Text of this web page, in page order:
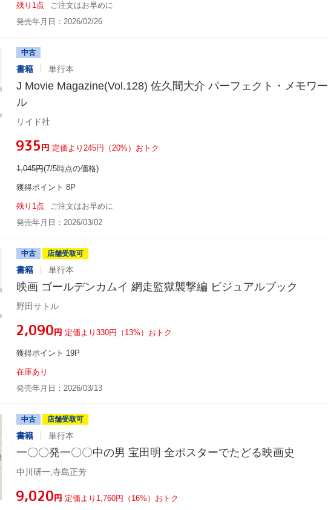
残り1点
ご注文はお早めに
発売年月日：2026/02/26
中古
書籍 単行本
J Movie Magazine(Vol.128) 佐久間大介 パーフェクト・メモワー
ル
リイド社
¥935円 定価より245円（20%）おトク
1,045円(7/5時点の価格)
獲得ポイント 8P
残り1点
ご注文はお早めに
発売年月日：2026/03/02
中古 店舗受取可
書籍 単行本
映画 ゴールデンカムイ 網走監獄襲撃編 ビジュアルブック
野田サトル
¥2,090円 定価より330円（13%）おトク
獲得ポイント 19P
在庫あり
発売年月日：2026/03/13
中古 店舗受取可
書籍 単行本
一〇〇発一〇〇中の男 宝田明 全ポスターでたどる映画史
中川研一,寺島正芳
¥9,020円 定価より1,760円（16%）おトク